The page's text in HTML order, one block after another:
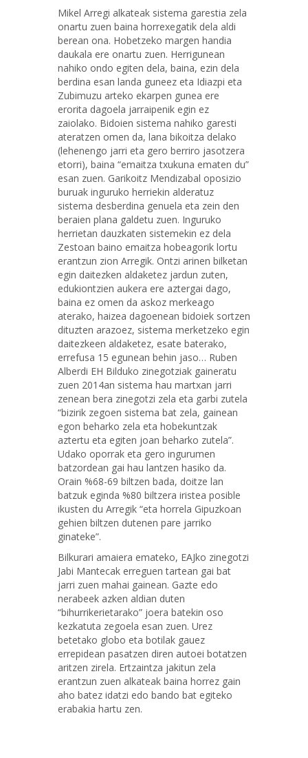
Mikel Arregi alkateak sistema garestia zela
onartu zuen baina horrexegatik dela aldi
berean ona. Hobetzeko margen handia
daukala ere onartu zuen. Herrigunean
nahiko ondo egiten dela, baina, ezin dela
berdina esan landa guneez eta Idiazpi eta
Zubimuzu arteko ekarpen gunea ere
erorita dagoela jarraipenik egin ez
zaiolako. Bidoien sistema nahiko garesti
ateratzen omen da, lana bikoitza delako
(lehenengo jarri eta gero berriro jasotzera
etorri), baina “emaitza txukuna ematen du”
esan zuen. Garikoitz Mendizabal oposizio
buruak inguruko herriekin alderatuz
sistema desberdina genuela eta zein den
beraien plana galdetu zuen. Inguruko
herrietan dauzkaten sistemekin ez dela
Zestoan baino emaitza hobeagorik lortu
erantzun zion Arregik. Ontzi arinen bilketan
egin daitezken aldaketez jardun zuten,
edukiontzien aukera ere aztergai dago,
baina ez omen da askoz merkeago
aterako, haizea dagoenean bidoiek sortzen
dituzten arazoez, sistema merketzeko egin
daitezkeen aldaketez, esate baterako,
errefusa 15 egunean behin jaso… Ruben
Alberdi EH Bilduko zinegotziak gaineratu
zuen 2014an sistema hau martxan jarri
zenean bera zinegotzi zela eta garbi zutela
“bizirik zegoen sistema bat zela, gainean
egon beharko zela eta hobekuntzak
aztertu eta egiten joan beharko zutela”.
Udako oporrak eta gero ingurumen
batzordean gai hau lantzen hasiko da.
Orain %68-69 biltzen bada, doitze lan
batzuk eginda %80 biltzera iristea posible
ikusten du Arregik “eta horrela Gipuzkoan
gehien biltzen dutenen pare jarriko
ginateke”.
Bilkurari amaiera emateko, EAJko zinegotzi
Jabi Mantecak erreguen tartean gai bat
jarri zuen mahai gainean. Gazte edo
nerabeek azken aldian duten
“bihurrikerietarako” joera batekin oso
kezkatuta zegoela esan zuen. Urez
betetako globo eta botilak gauez
errepidean pasatzen diren autoei botatzen
aritzen zirela. Ertzaintza jakitun zela
erantzun zuen alkateak baina horrez gain
aho batez idatzi edo bando bat egiteko
erabakia hartu zen.